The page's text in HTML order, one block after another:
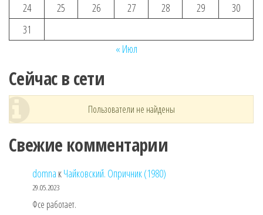
24
25 26 27 28 29
30
31
« Июл
Сейчас в сети
Пользователи не найдены
Свежие комментарии
domna кЧайковский. Опричник (1980)
29.05.2023
Фсе работает.